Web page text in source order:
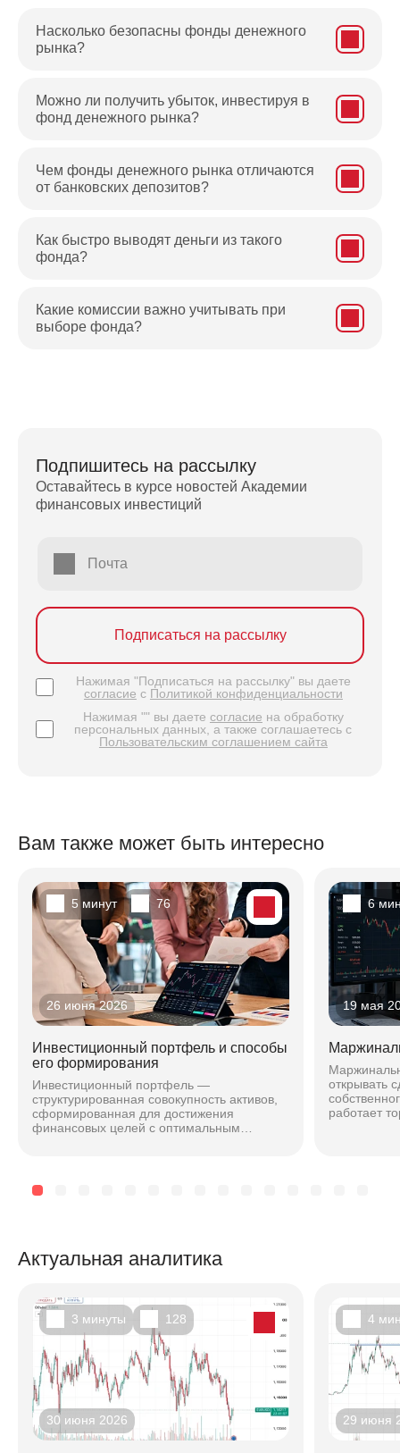
Насколько безопасны фонды денежного
рынка?
Можно ли получить убыток, инвестируя в
фонд денежного рынка?
Чем фонды денежного рынка отличаются
от банковских депозитов?
Как быстро выводят деньги из такого
фонда?
Какие комиссии важно учитывать при
выборе фонда?
Подпишитесь на рассылку
Оставайтесь в курсе новостей Академии
финансовых инвестиций
Подписаться на рассылку
Нажимая "Подписаться на рассылку" вы даете
согласие с Политикой конфиденциальности
Нажимая "" вы даете согласие на обработку
персональных данных, а также соглашаетесь с
Пользовательским соглашением сайта
Вам также может быть интересно
26 июня 2026
5 минут 76
Инвестиционный портфель и способы
его формирования
Инвестиционный портфель —
структурированная совокупность активов,
сформированная для достижения
финансовых целей с оптимальным
19 мая
6
открывать
работает
Актуальная аналитика
30 июня 2026
3 минуты 128
29 июня
4